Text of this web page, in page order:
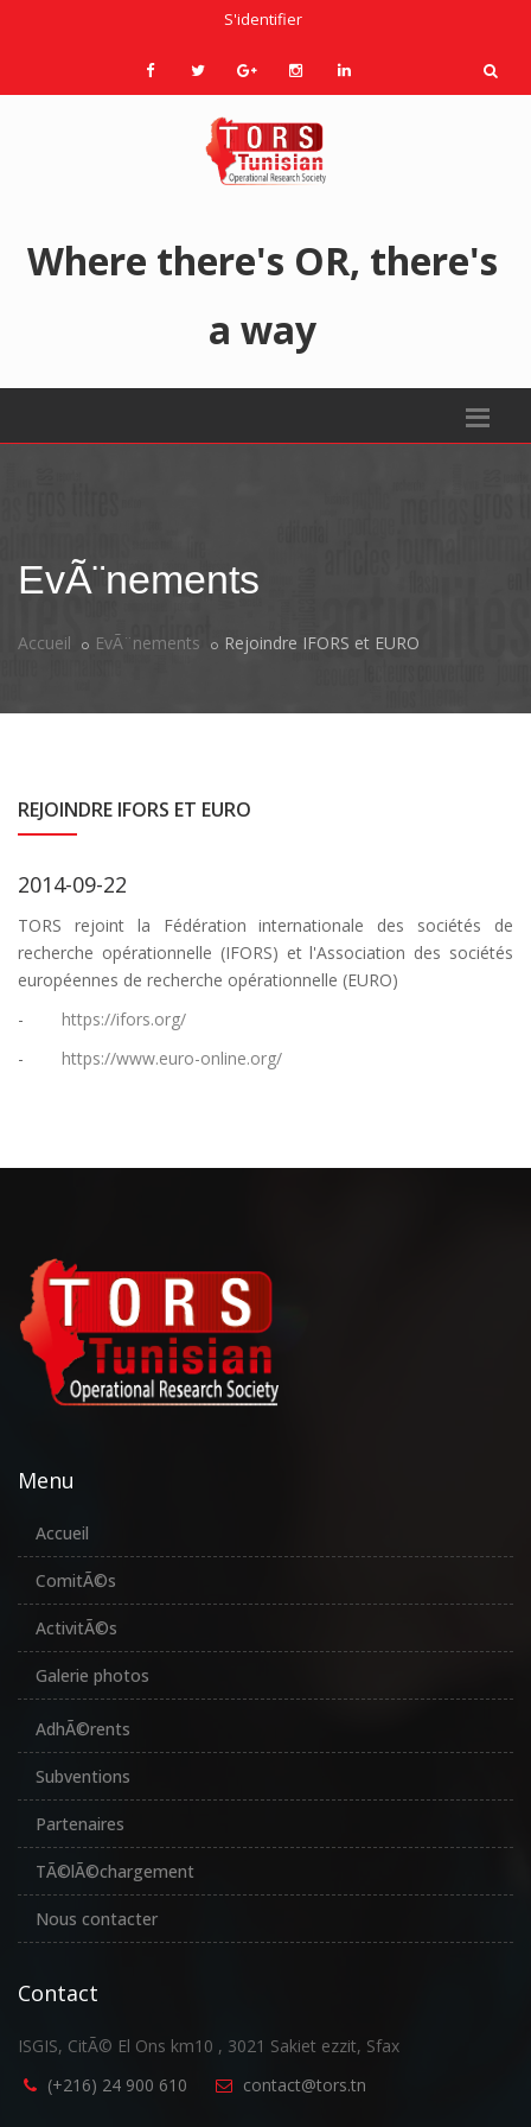
S'identifier
Where there's OR, there's
a way
EvÃ¨nements
Accueil EvÃ¨nements Rejoindre IFORS et EURO
REJOINDRE IFORS ET EURO
2014-09-22
TORS rejoint la Fédération internationale des sociétés de
recherche opérationnelle (IFORS) et l'Association des sociétés
européennes de recherche opérationnelle (EURO)
- https://ifors.org/
- https://www.euro-online.org/
Menu
Accueil
ComitÃ©s
ActivitÃ©s
Galerie photos
AdhÃ©rents
Subventions
Partenaires
TÃ©lÃ©chargement
Nous contacter
Contact
ISGIS, CitÃ© El Ons km10 , 3021 Sakiet ezzit, Sfax
(+216) 24 900 610
contact@tors.tn